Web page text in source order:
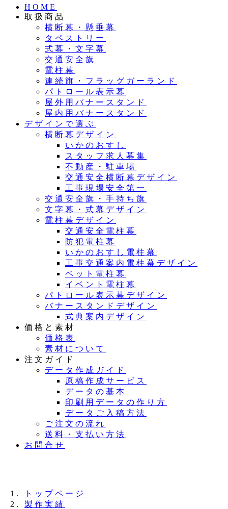
HOME
取扱商品
横断幕・懸垂幕
タペストリー
式幕・文字幕
交通安全旗
電柱幕
連続旗・フラッグガーランド
パトロール表示幕
屋外用バナースタンド
屋内用バナースタンド
デザインで選ぶ
横断幕デザイン
いかのおすし
スタッフ求人募集
不動産・駐車場
交通安全横断幕デザイン
工事現場安全第一
交通安全旗・手持ち旗
文字幕・式幕デザイン
電柱幕デザイン
交通安全電柱幕
防犯電柱幕
いかのおすし電柱幕
工事交通案内電柱幕デザイン
ペット電柱幕
イベント電柱幕
パトロール表示幕デザイン
バナースタンドデザイン
式典案内デザイン
価格と素材
価格表
素材について
注文ガイド
データ作成ガイド
原稿作成サービス
データの基本
印刷用データの作り方
データご入稿方法
ご注文の流れ
送料・支払い方法
お問合せ
トップページ
製作実績